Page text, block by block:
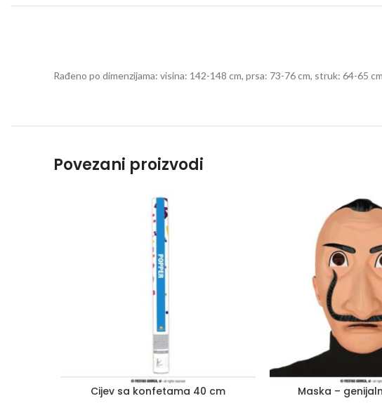
Rađeno po dimenzijama: visina: 142-148 cm, prsa: 73-76 cm, struk: 64-65
Povezani proizvodi
Cijev sa konfetama 40 cm Maska –